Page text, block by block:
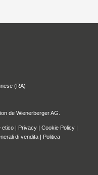
(RA)
de Wienerberger AG.
etico | Privacy | Cookie Policy |
di vendita | Politica